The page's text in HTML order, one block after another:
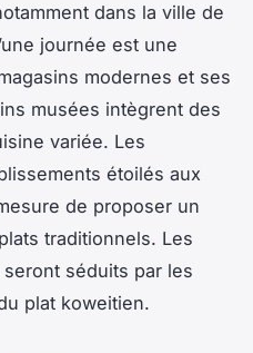
dans la ville de
journée est une
modernes et ses
musées intègrent des
variée. Les
étoilés aux
de proposer un
traditionnels. Les
séduits par les
plat koweitien.